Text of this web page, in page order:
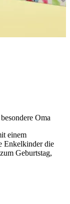
Oma
einem
Enkelkinder die
Geburtstag,